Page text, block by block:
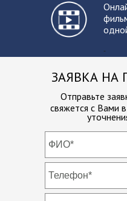
ЗАЯВКА
Отправьте
свяжется с Вами
-